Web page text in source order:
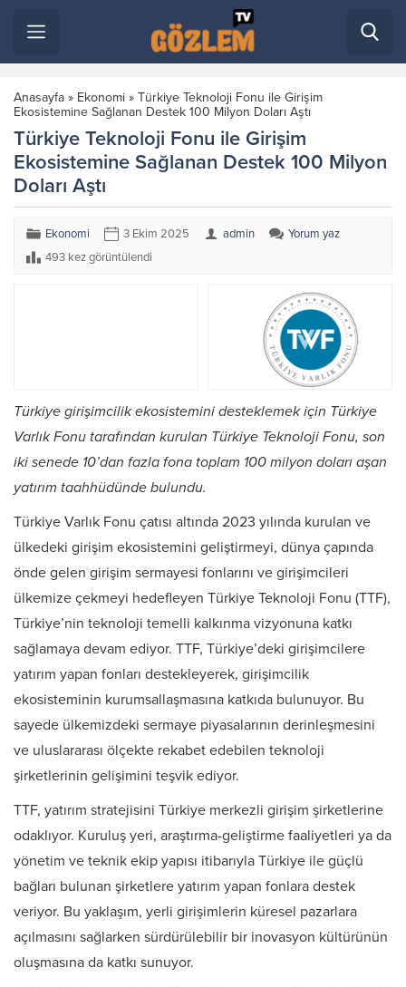
Anasayfa » Ekonomi » Türkiye Teknoloji Fonu ile Girişim
Ekosistemine Sağlanan Destek 100 Milyon Doları Aştı
Türkiye Teknoloji Fonu ile Girişim
Ekosistemine Sağlanan Destek 100 Milyon
Doları Aştı
Ekonomi 3 Ekim 2025 admin
Yorum yaz
493 kez görüntülendi
Türkiye girişimcilik ekosistemini desteklemek için Türkiye
Varlık Fonu tarafından kurulan Türkiye Teknoloji Fonu, son
iki senede 10’dan fazla fona toplam 100 milyon doları aşan
yatırım taahhüdünde bulundu.
Türkiye Varlık Fonu çatısı altında 2023 yılında kurulan ve
ülkedeki girişim ekosistemini geliştirmeyi, dünya çapında
önde gelen girişim sermayesi fonlarını ve girişimcileri
ülkemize çekmeyi hedefleyen Türkiye Teknoloji Fonu (TTF),
Türkiye’nin teknoloji temelli kalkınma vizyonuna katkı
sağlamaya devam ediyor. TTF, Türkiye’deki girişimcilere
yatırım yapan fonları destekleyerek, girişimcilik
ekosisteminin kurumsallaşmasına katkıda bulunuyor. Bu
sayede ülkemizdeki sermaye piyasalarının derinleşmesini
ve uluslararası ölçekte rekabet edebilen teknoloji
şirketlerinin gelişimini teşvik ediyor.
TTF, yatırım stratejisini Türkiye merkezli girişim şirketlerine
odaklıyor. Kuruluş yeri, araştırma-geliştirme faaliyetleri ya da
yönetim ve teknik ekip yapısı itibarıyla Türkiye ile güçlü
bağları bulunan şirketlere yatırım yapan fonlara destek
veriyor. Bu yaklaşım, yerli girişimlerin küresel pazarlara
açılmasını sağlarken sürdürülebilir bir inovasyon kültürünün
oluşmasına da katkı sunuyor.